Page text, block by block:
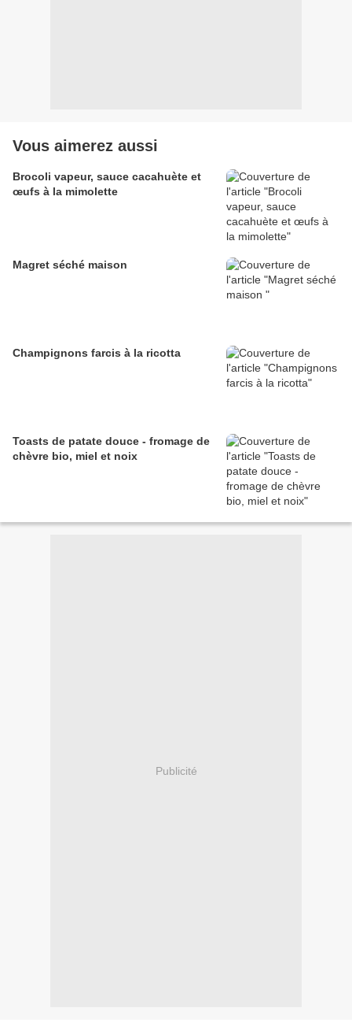
Vous aimerez aussi
Brocoli vapeur, sauce cacahuète et
œufs à la mimolette
Magret séché maison
Champignons farcis à la ricotta
Toasts de patate douce - fromage de
chèvre bio, miel et noix
Publicité